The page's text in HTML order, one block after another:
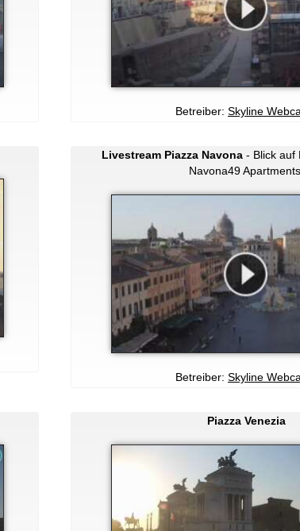
Betreiber: Skyline
Livestream Piazza Navona - Blick auf
Navona49
Betreiber: Skyline
Piazza Venezia